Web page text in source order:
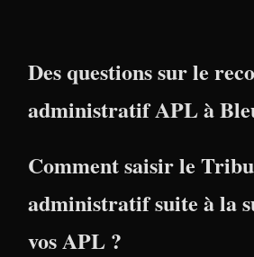
Des questions sur le
administratif APL à
Comment saisir le
administratif suite à la
vos APL ?